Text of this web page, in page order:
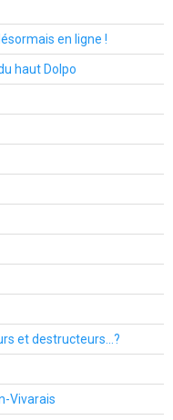
en ligne !
haut Dolpo
et destructeurs...?
Vivarais